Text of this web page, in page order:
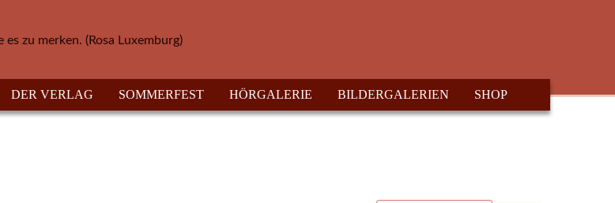
zu merken. (Rosa Luxemburg)
DER VERLAG SOMMERFEST HÖRGALERIE BILDERGALERIEN SHOP